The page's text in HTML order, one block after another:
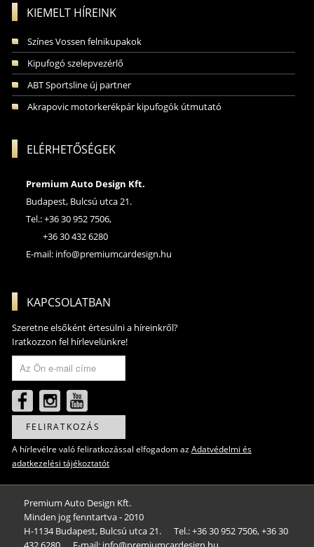
KIEMELT HÍREINK
Színes Vossen felnikupakok
Kipufogó szelepvezérlő
ABT Sportsline új partner
Akrapovic motorkerékpár kipufogók útmutató
ELÉRHETŐSÉGEK
Premium Auto Design Kft.
Budapest, Bulcsú utca 21.
Tel.: +36 30 952 7506,
+36 30 432 6280
E-mail: info@premiumcardesign.hu
KAPCSOLATBAN
Szeretne elsőként értesülni a híreinkről?
Iratkozzon fel hírlevelünkre!
FELIRATKOZÁS
A hírlevélre való feliratkozással elfogadom azAdatvédelmi és
adatkezelési tájékoztatót
Premium Auto Design Kft.
Minden jog fenntartva - 2010
H-1134 Budapest, Bulcsú utca 21.
Tel.: +36 30 952 7506, +36 30